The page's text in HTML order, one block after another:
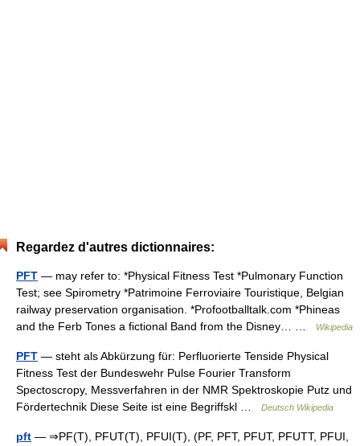
Regardez d'autres dictionnaires:
PFT — may refer to: *Physical Fitness Test *Pulmonary Function
Test; see Spirometry *Patrimoine Ferroviaire Touristique, Belgian
railway preservation organisation. *Profootballtalk.com *Phineas
and the Ferb Tones a fictional Band from the Disney… …
Wikipedia
PFT — steht als Abkürzung für: Perfluorierte Tenside Physical
Fitness Test der Bundeswehr Pulse Fourier Transform
Spectoscropy, Messverfahren in der NMR Spektroskopie Putz und
Fördertechnik Diese Seite ist eine Begriffskl …
Deutsch Wikipedia
pft — ⇒PF(T), PFUT(T), PFUI(T), (PF, PFT, PFUT, PFUTT, PFUI,